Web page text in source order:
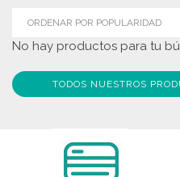
No hay productos para tu
TODOS NUESTROS